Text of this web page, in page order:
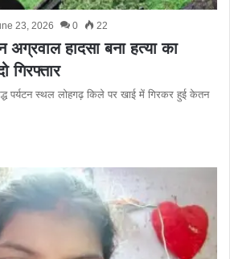
23, 2026 0 22
हादसा बना हत्या का
गिरफ्तार
पर्यटन स्थल लोहगढ़ किले पर खाई में गिरकर हुई केतन